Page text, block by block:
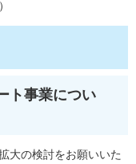
ト事業につい
大の検討をお願いいた